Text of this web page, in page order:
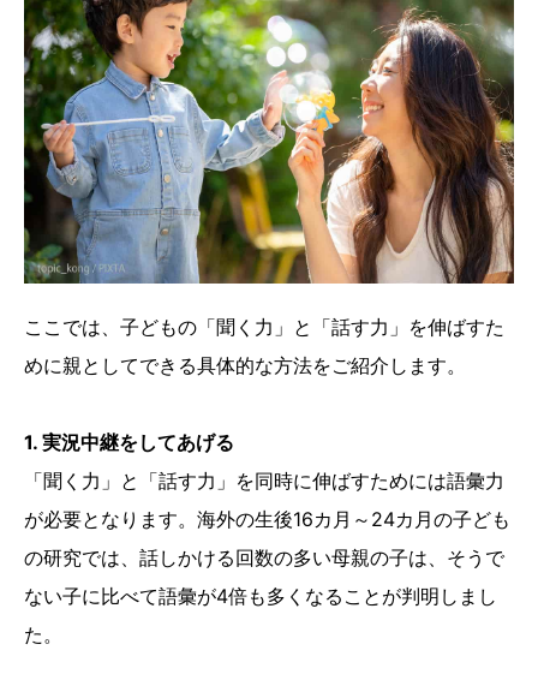
ここでは、子どもの「聞く力」と「話す力」を伸ばすた
めに親としてできる具体的な方法をご紹介します。
1. 実況中継をしてあげる
「聞く力」と「話す力」を同時に伸ばすためには語彙力
が必要となります。海外の生後16カ月～24カ月の子ども
の研究では、話しかける回数の多い母親の子は、そうで
ない子に比べて語彙が4倍も多くなることが判明しまし
た。